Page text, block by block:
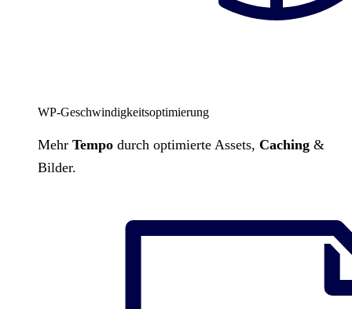
WP-Geschwindigkeitsoptimierung
Mehr Tempo durch optimierte Assets, Caching &
Bilder.